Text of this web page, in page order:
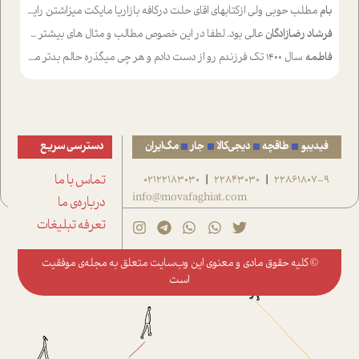
بام مطلب حوبی ولی ازکتابهای اقای حلت درکافه بازاریا مایکت میزاشتن رایگان خوب بود ولی هرکدام خلاصه شده ش تومجله از طریق سایت هم خوبه اینکه درزیر اخرصفحه گذاشته شده خب ادم خبره میره نصب میکنه میخونه ولی هرکسی گوشیش ظرفیتش نداره باتشکر
فرشاد رضازادگان عالی بود. لطفا در این خصوص مطالب و مثال های بیشتر ی ارایه دهید
فاطمه سال ۱۴۰۰ تک فرزندم رو از دست دادم و هر چی میگذره حالم بدتر میشه و دلتنگتر تنایی رو ترجیح دادم و معاشرت برام سخت شده
فیدیبو طاقچه دیجی‌کالا جار مگ‌ایران
22861807-9
|
22843030
|
02122183030
info@movafaghiat.com
دسترسی سریع
تماس با ما
درباره‌ی ما
تعرفه تبلیغات
© کلیه حقوق مادی و معنوی این وب‌سایت متعلق به مجله‌ی موفقیت
است